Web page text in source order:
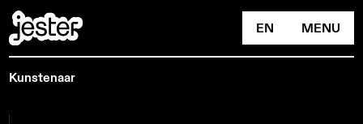
EN MENU
Kunstenaar